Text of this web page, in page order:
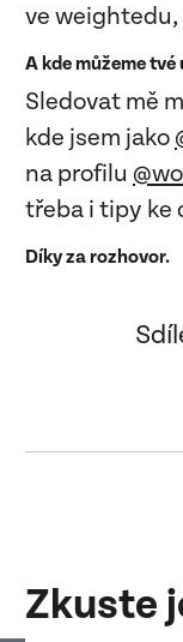
ve
A kde můžeme
Sledovat mě
kde jsem jako
na profilu
třeba i tipy ke
Díky za rozhovor.
Zkuste